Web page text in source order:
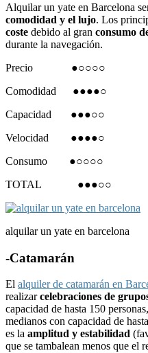
Alquilar un yate en Barcelona
comodidad y el lujo. Los
coste debido al gran consumo
durante la navegación.
Precio ●○○○○
Comodidad ●●●●○
Capacidad ●●●○○
Velocidad ●●●●○
Consumo ●○○○○
TOTAL ●●●○○
alquilar un yate en barcelona
-Catamarán
El alquiler de catamarán en
realizarcelebraciones de
capacidad de hasta 150
medianos con capacidad de
es la amplitud y estabilidad
que se tambalean menos que el